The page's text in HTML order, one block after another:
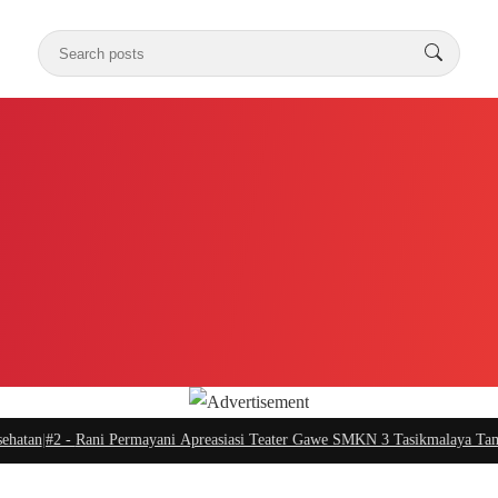
|#2 -Rani Permayani Apreasiasi Teater Gawe SMKN 3 Tasikmalaya Tampil